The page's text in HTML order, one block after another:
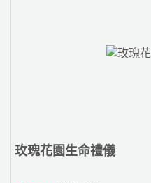
玫瑰花園生命禮儀